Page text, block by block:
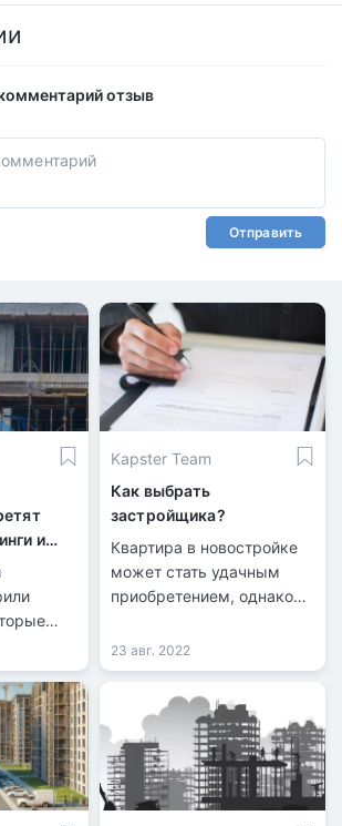
отзыв
Отправить
и
акты по
о
и
Kapster Team
Как выбрать
застройщика?
Квартира в новостройке
может стать удачным
приобретением, однако
ответственностью
отнестись к выбору
строительной компании.
23 авг. 2022